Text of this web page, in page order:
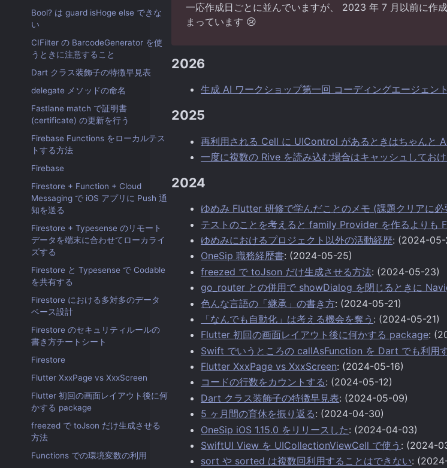
Bool? は guard isHoge else できな
い
CIFilter の BarcodeGenerator を使
うときに注意すること
Dart クラス装飾子の特徴早見表
delegate メソッドの命名
Fastlane match で証明書
(certificate) の更新を行う
Firebase Functions をローカルテス
トする方法
Firebase
Firestore + Function + Cloud
Messaging で iOS アプリに Push 通
知を送る
Firestore + Typesense のリモート
データを端末に合わせてローカライ
ズする
Firestore と Typesense で Codable
を共有する
Firestore における多対多のデータ
ベース設計
Firestore のセキュリティルールの
書き方チートシート
Firestore
Flutter XxxPage vs XxxScreen
Flutter 初回の画面レイアウト後に何
かする package
freezed で toJson だけ生成させる
方法
Functions での環境変数の利用
一応作成日ごとに並んでいますが、 2023 年 7 月以前に作
まっています 😢
2026
生成 AI ワークショップ第一回 コーディングエージェン
2025
再利用される Cell に UIControl があるときはちゃんと
一度に複数の Rive を読み込む場合はキャッシュしてお
2024
ゆめみ Flutter 研修で学んだことのメモ (課題クリアに必
テストのことを考えると family Provider を作るよりも
ゆめみにおけるプロジェクト以外の活動経歴: (2024-05-
OneSip 職務経歴書: (2024-05-25)
freezed で toJson だけ生成させる方法: (2024-05-23)
go_router との併用で showDialog を閉じるときに
色んな言語の「継承」の書き方: (2024-05-21)
「なんでも自動化」は考える機会を奪う : (2024-05-21)
Flutter 初回の画面レイアウト後に何かする package:
Swift でいうところの callAsFunction を Dart でも利用
Flutter XxxPage vs XxxScreen: (2024-05-16)
コードの行数をカウントする: (2024-05-12)
Dart クラス装飾子の特徴早見表: (2024-05-09)
5 ヶ月間の育休を振り返る: (2024-04-30)
OneSip iOS 1.15.0 をリリースした: (2024-04-03)
SwiftUI View を UICollectionViewCell で使う : (2024-
sort や sorted は複数回利用することはできない: